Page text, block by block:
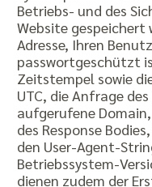
Betriebs- und des
Website gespeichert
Adresse, Ihren
passwortgeschützt
Zeitstempel sowie
UTC, die Anfrage
aufgerufene
des Response
den User-Agent-
Betriebssystem-
dienen zudem der